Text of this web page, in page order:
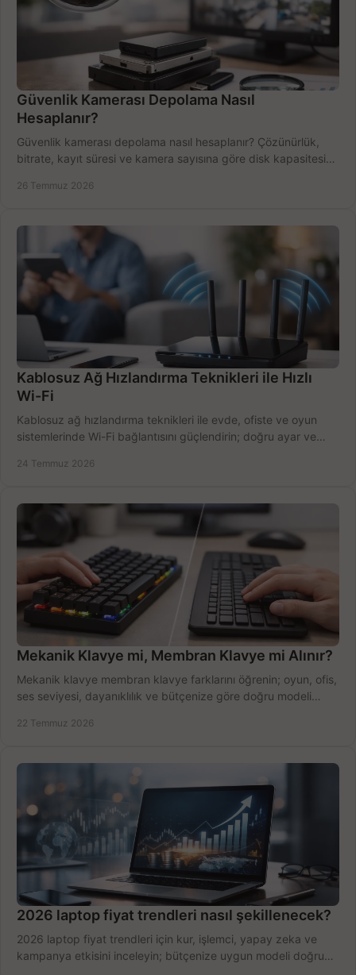
Güvenlik Kamerası Depolama Nasıl
Hesaplanır?
Güvenlik kamerası depolama nasıl hesaplanır? Çözünürlük,
bitrate, kayıt süresi ve kamera sayısına göre disk kapasitesini
26 Temmuz 2026
Kablosuz Ağ Hızlandırma Teknikleri ile Hızlı
Wi-Fi
Kablosuz ağ hızlandırma teknikleri ile evde, ofiste ve oyun
sistemlerinde Wi-Fi bağlantısını güçlendirin; doğru ayar ve
24 Temmuz 2026
Mekanik Klavye mi, Membran Klavye mi Alınır?
Mekanik klavye membran klavye farklarını öğrenin; oyun, ofis,
ses seviyesi, dayanıklılık ve bütçenize göre doğru modeli
22 Temmuz 2026
2026 laptop fiyat trendleri nasıl şekillenecek?
2026 laptop fiyat trendleri için kur, işlemci, yapay zeka ve
kampanya etkisini inceleyin; bütçenize uygun modeli doğru